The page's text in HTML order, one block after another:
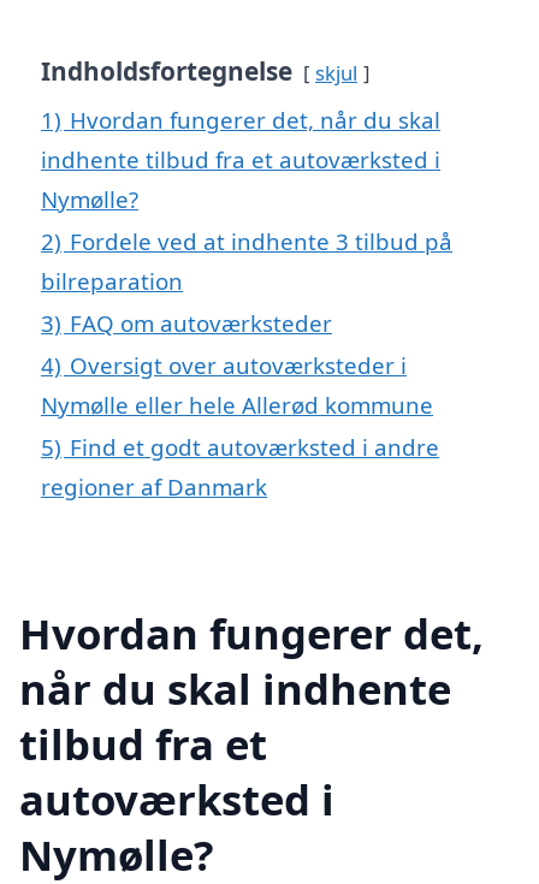
Indholdsfortegnelse skjul
1) Hvordan fungerer det, når du skal
indhente tilbud fra et autoværksted i
Nymølle?
2) Fordele ved at indhente 3 tilbud på
bilreparation
3) FAQ om autoværksteder
4) Oversigt over autoværksteder i
Nymølle eller hele Allerød kommune
5) Find et godt autoværksted i andre
regioner af Danmark
Hvordan fungerer det,
når du skal indhente
tilbud fra et
autoværksted i
Nymølle?